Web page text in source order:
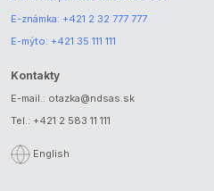
E-známka: +421 2 32 777 777
E-mýto: +421 35 111 111
Kontakty
E-mail.: otazka@ndsas.sk
Tel.: +421 2 583 11 111
English